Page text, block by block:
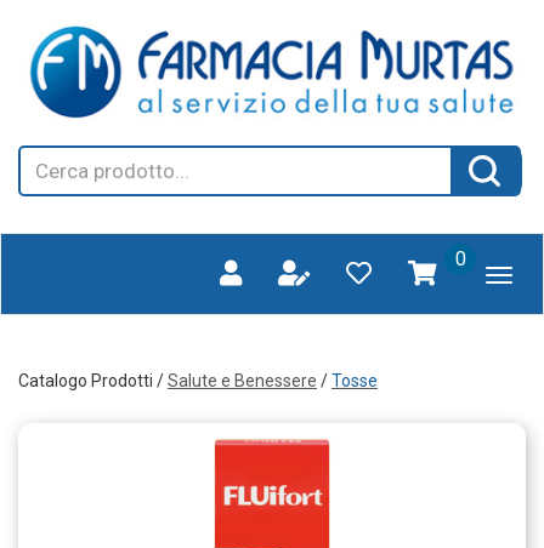
contenuto
principale
SCANO
Cerca
Prodotto
0prodotti
inseriti
Catalogo Prodotti /Salute e Benessere /Tosse